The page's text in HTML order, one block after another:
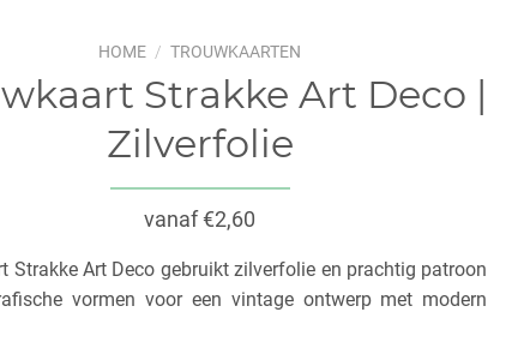
HOME / TROUWKAARTEN
Strakke Art Deco |
Zilverfolie
vanaf €2,60
Strakke Art Deco gebruikt zilverfolie en prachtig patroon
vormen voor een vintage ontwerp met modern